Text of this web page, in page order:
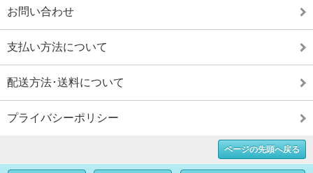
お問い合わせ
支払い方法について
配送方法･送料について
プライバシーポリシー
ページの先頭へ戻る